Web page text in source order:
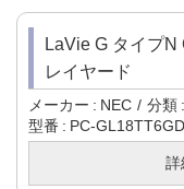
LaVie G タイプ
レイヤード
メーカー NEC 分類
型番
PC-GL18TT6GD
詳